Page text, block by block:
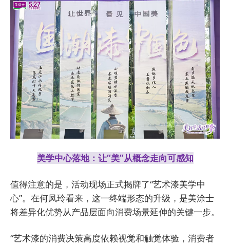
美学中心落地：让“美”从概念走向可感知
值得注意的是，活动现场正式揭牌了“艺术漆美学中
心”。在何凤玲看来，这一终端形态的升级，是美涂士
将差异化优势从产品层面向消费场景延伸的关键一步。
“艺术漆的消费决策高度依赖视觉和触觉体验，消费者